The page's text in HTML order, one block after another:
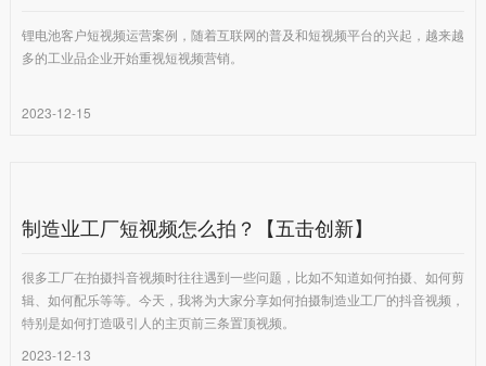
锂电池客户短视频运营案例，随着互联网的普及和短视频平台的兴起，越来越
多的工业品企业开始重视短视频营销。
2023-12-15
制造业工厂短视频怎么拍？【五击创新】
很多工厂在拍摄抖音视频时往往遇到一些问题，比如不知道如何拍摄、如何剪
辑、如何配乐等等。今天，我将为大家分享如何拍摄制造业工厂的抖音视频，
特别是如何打造吸引人的主页前三条置顶视频。
2023-12-13